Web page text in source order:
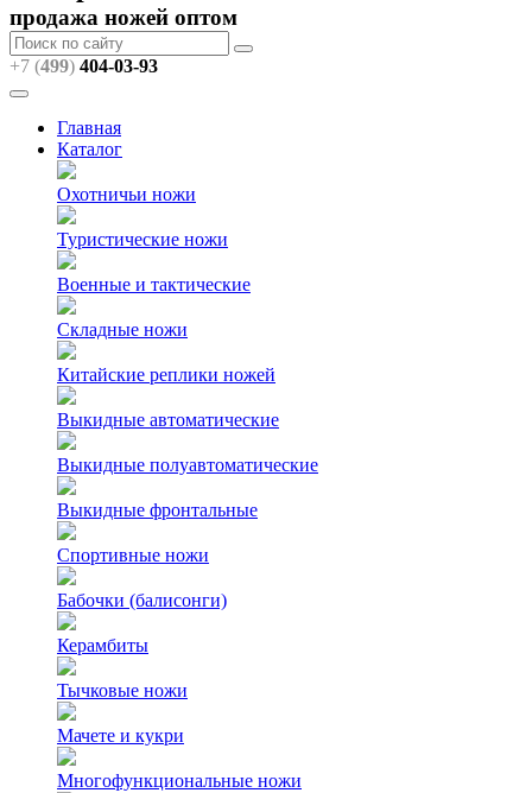
продажа ножей оптом
+7 (499) 404-03-93
Главная
Каталог
Охотничьи ножи
Туристические ножи
Военные и тактические
Складные ножи
Китайские реплики ножей
Выкидные автоматические
Выкидные полуавтоматические
Выкидные фронтальные
Спортивные ножи
Бабочки (балисонги)
Керамбиты
Тычковые ножи
Мачете и кукри
Многофункциональные ножи